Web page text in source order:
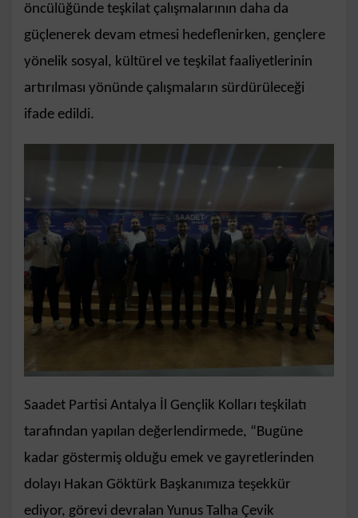
öncülüğünde teşkilat çalışmalarının daha da
güçlenerek devam etmesi hedeflenirken, gençlere
yönelik sosyal, kültürel ve teşkilat faaliyetlerinin
artırılması yönünde çalışmaların sürdürüleceği
ifade edildi.
Saadet Partisi Antalya İl Gençlik Kolları teşkilatı
tarafından yapılan değerlendirmede, “Bugüne
kadar göstermiş olduğu emek ve gayretlerinden
dolayı Hakan Göktürk Başkanımıza teşekkür
ediyor, görevi devralan Yunus Talha Çevik